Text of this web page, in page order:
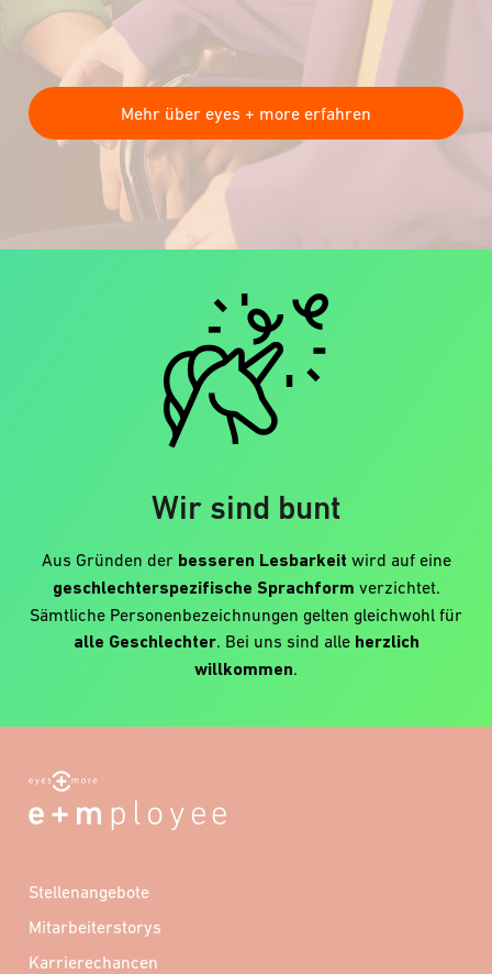
Mehr über eyes + more erfahren
Wir sind bunt
Aus Gründen der besseren Lesbarkeit wird auf eine
geschlechterspezifische Sprachform verzichtet.
Sämtliche Personenbezeichnungen gelten gleichwohl für
alle Geschlechter. Bei uns sind alle herzlich
willkommen.
Stellenangebote
Mitarbeiterstorys
Karrierechancen